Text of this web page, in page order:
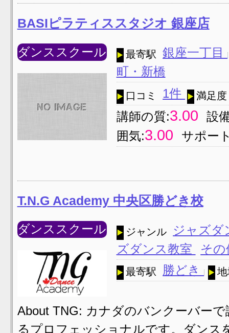
BASIピラティススタジオ 銀座店
ダンススクール 最寄駅 銀座一丁目
町・新橋
口コミ 1件 満足度
講師の質:3.00
設
囲気:3.00 サポー
T.N.G Academy 中央区勝どき校
ダンススクール ジャンル
ジャズ
ズダンス教室
そ
最寄駅 勝どき
About TNG: カナダのバンクーバー
るプロフェッショナルです。ダンス